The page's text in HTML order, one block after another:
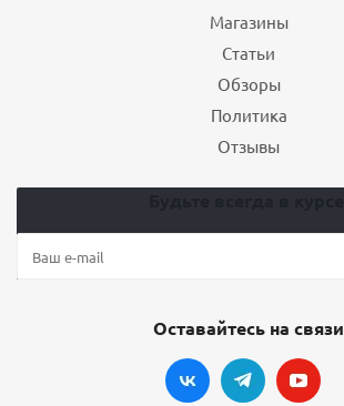
Магазины
Статьи
Обзоры
Политика
Отзывы
Оставайтесь на связи